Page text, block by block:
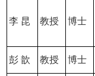
李 昆 教授 博士
彭 歆 教授 博士